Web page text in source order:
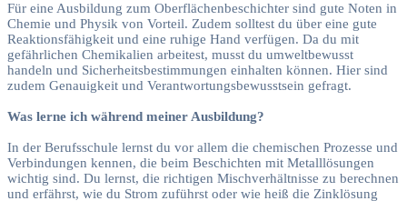
Für eine Ausbildung zum Oberflächenbeschichter sind gute Noten in
Chemie und Physik von Vorteil. Zudem solltest du über eine gute
Reaktionsfähigkeit und eine ruhige Hand verfügen. Da du mit
gefährlichen Chemikalien arbeitest, musst du umweltbewusst
handeln und Sicherheitsbestimmungen einhalten können. Hier sind
zudem Genauigkeit und Verantwortungsbewusstsein gefragt.
Was lerne ich während meiner Ausbildung?
In der Berufsschule lernst du vor allem die chemischen Prozesse und
Verbindungen kennen, die beim Beschichten mit Metalllösungen
wichtig sind. Du lernst, die richtigen Mischverhältnisse zu berechnen
und erfährst, wie du Strom zuführst oder wie heiß die Zinklösung